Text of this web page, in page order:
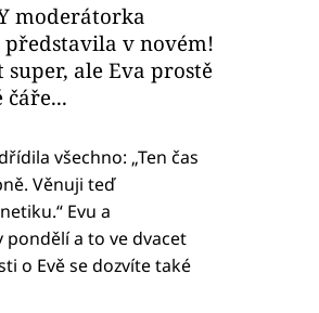
moderátorka
představila v novém!
super, ale Eva prostě
čáře...
všechno: „Ten čas
Věnuji teď
Evu a
pondělí a to ve dvacet
o Evě se dozvíte také